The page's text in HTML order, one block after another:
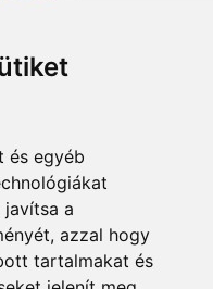
és egyéb
a
azzal hogy
tartalmakat és
methods